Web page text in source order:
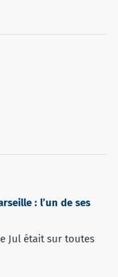
: l’un de ses
Jul était sur toutes